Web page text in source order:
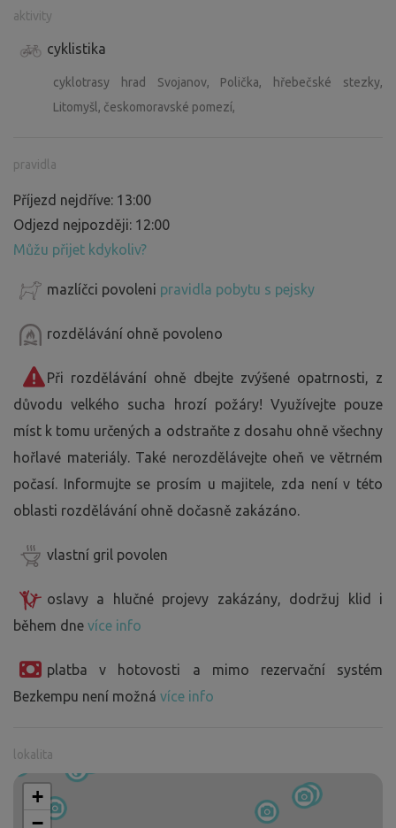
aktivity
cyklistika
cyklotrasy hrad Svojanov, Polička, hřebečské stezky,
Litomyšl, českomoravské pomezí,
pravidla
Příjezd nejdříve: 13:00
Odjezd nejpozději: 12:00
Můžu přijet kdykoliv?
mazlíčci povoleni pravidla pobytu s pejsky
rozdělávání ohně povoleno
Při rozdělávání ohně dbejte zvýšené opatrnosti, z
důvodu velkého sucha hrozí požáry! Využívejte pouze
míst k tomu určených a odstraňte z dosahu ohně všechny
hořlavé materiály. Také nerozdělávejte oheň ve větrném
počasí. Informujte se prosím u majitele, zda není v této
oblasti rozdělávání ohně dočasně zakázáno.
vlastní gril povolen
oslavy a hlučné projevy zakázány, dodržuj klid i
během dne více info
platba v hotovosti a mimo rezervační systém
Bezkempu není možná více info
lokalita
+
−